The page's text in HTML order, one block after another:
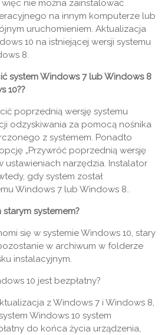
nie można zainstalować
na innym komputerze lub
uruchomieniem. Aktualizacja
10 na istniejącej wersji systemu
8.
system Windows 7 lub Windows 8
10??
poprzednią wersję systemu
odzyskiwania za pomocą nośnika
z systemem. Ponadto
„Przywróć poprzednią wersję
ustawieniach narzędzia. Instalator
gdy system został
Windows 7 lub Windows 8..
systemem?
się w systemie Windows 10, stary
w archiwum w folderze
instalacyjnym.
10 jest bezpłatny?
z Windows 7 i Windows 8,
Windows 10 system
do końca życia urządzenia,